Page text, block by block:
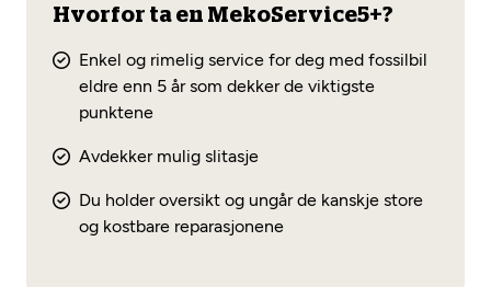
Mekonomen Fleet
Hvorfor ta en MekoService5+?
Enkel og rimelig service for deg med fossilbil
eldre enn 5 år som dekker de viktigste
punktene
Avdekker mulig slitasje
Du holder oversikt og ungår de kanskje store
og kostbare reparasjonene